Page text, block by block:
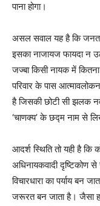
पाना होगा।
असल सवाल यह है कि
इसका नाजायज फायदा न
जज्बा किसी नायक में
परिवार के पास
है जिसकी छोटी सी झलक
‘चाणक्य’ के छद्म नाम से
आदर्श स्थिति तो यही है कि
अधिनायकवादी दृष्टिकोण से
विचारधारा का पर्याय बन
जरूरत बन जाता है। जैसा